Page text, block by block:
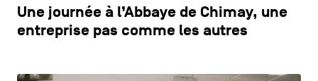
LIFESTYLE
Une journée à l’Abbaye de Chimay, une
entreprise pas comme les autres